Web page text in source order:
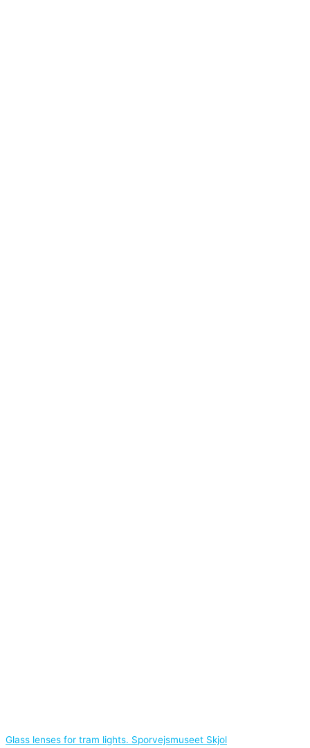
Glass lenses for tram lights. Sporvejsmuseet Skjol